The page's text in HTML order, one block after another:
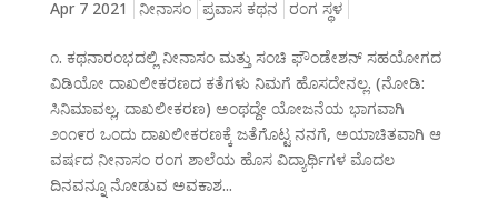
Apr 7 2021 ನೀನಾಸಂ ಪ್ರವಾಸ ಕಥನ ರಂಗ ಸ್ಥಳ
೧. ಕಥನಾರಂಭದಲ್ಲಿ ನೀನಾಸಂ ಮತ್ತು ಸಂಚಿ ಫೌಂಡೇಶನ್ ಸಹಯೋಗದ
ವಿಡಿಯೋ ದಾಖಲೀಕರಣದ ಕತೆಗಳು ನಿಮಗೆ ಹೊಸದೇನಲ್ಲ. (ನೋಡಿ:
ಸಿನಿಮಾವಲ್ಲ, ದಾಖಲೀಕರಣ) ಅಂಥದ್ದೇ ಯೋಜನೆಯ ಭಾಗವಾಗಿ
೨೦೧೯ರ ಒಂದು ದಾಖಲೀಕರಣಕ್ಕೆ ಜತೆಗೊಟ್ಟ ನನಗೆ, ಅಯಾಚಿತವಾಗಿ ಆ
ವರ್ಷದ ನೀನಾಸಂ ರಂಗ ಶಾಲೆಯ ಹೊಸ ವಿದ್ಯಾರ್ಥಿಗಳ ಮೊದಲ
ದಿನವನ್ನೂ ನೋಡುವ ಅವಕಾಶ...